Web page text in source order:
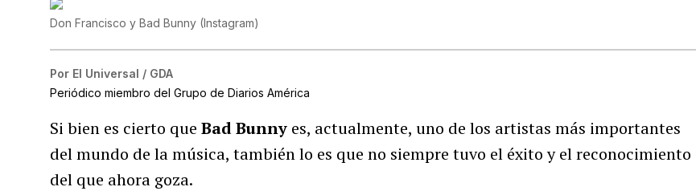
Don Francisco y Bad Bunny (Instagram)
Por El Universal / GDA
Periódico miembro del Grupo de Diarios América
Si bien es cierto queBad Bunny es, actualmente, uno de los artistas más importantes
del mundo de la música, también lo es que no siempre tuvo el éxito y el reconocimiento
del que ahora goza.